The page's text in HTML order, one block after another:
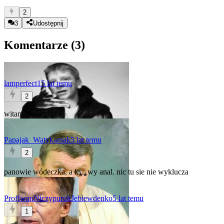
2
3
Udostępnij
Komentarze (3)
lamperfect1 5 lat temu
2
witam towarzysza
Papajak_Watykaniak5 lat temu
2
panowie wódeczka, a k⁎⁎wy anal. nic tu sie nie wyklucza
ProfIwanNiczypurukJebiewdenko5 lat temu
1